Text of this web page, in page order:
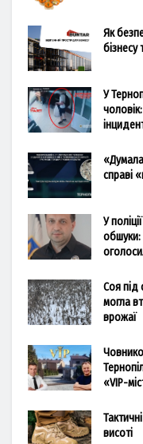
Як
бізнесу
У
справі
У
обшуки:
Соя під
могла
врожаї
«VIP-
висоті